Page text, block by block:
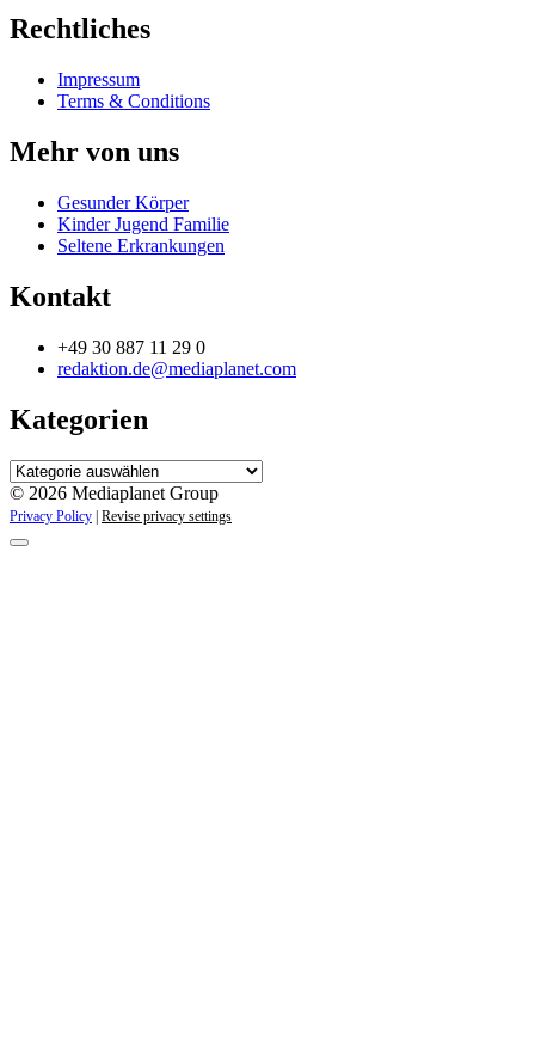
Rechtliches
Impressum
Terms & Conditions
Mehr von uns
Gesunder Körper
Kinder Jugend Familie
Seltene Erkrankungen
Kontakt
+49 30 887 11 29 0
redaktion.de@mediaplanet.com
Kategorien
Kategorien
© 2026 Mediaplanet Group
Privacy Policy | Revise privacy settings